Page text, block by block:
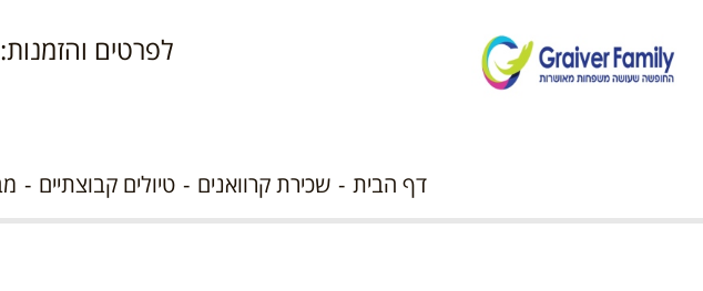
לפרטים והזמנות: 1-800-550-
דף הבית שכירת קרוואנים טיולים קבוצתיים